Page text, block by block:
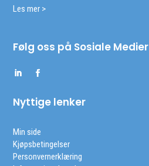
Les mer >
Følg oss på Sosiale Medier
Nyttige lenker
Min side
Kjøpsbetingelser
Personvernerklæring